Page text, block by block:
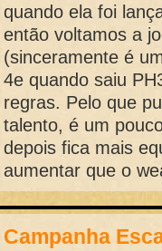
quando ela foi
então voltamos a
(sinceramente é
4e quando saiu
regras. Pelo que
talento, é um
depois fica mais
aumentar que o
Campanha